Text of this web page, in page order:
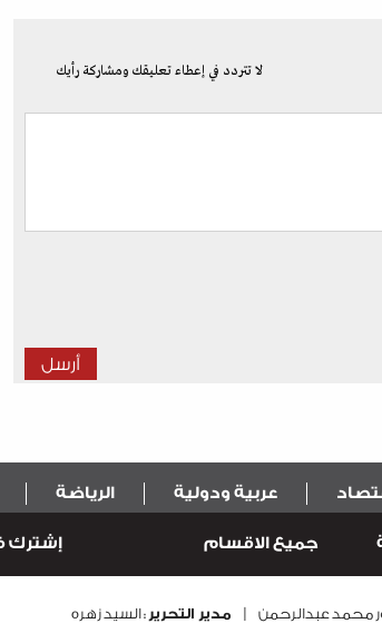
لا تتردد في إعطاء تعليقك ومشاركة رأيك
عربية ودولية الرياضة
جميع الاقسام إشترك
محمد عبدالرحمن | مدير التحرير : السيد زهره